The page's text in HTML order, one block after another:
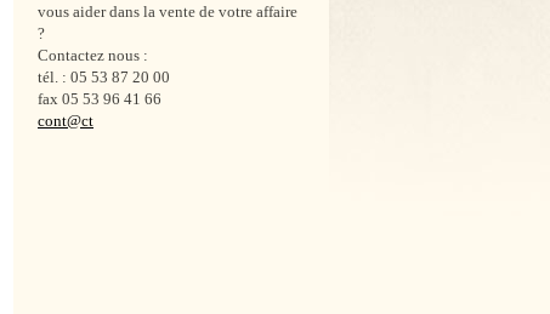
vous aider dans la vente de votre affaire
?
Contactez nous :
tél. : 05 53 87 20 00
fax 05 53 96 41 66
cont@ct